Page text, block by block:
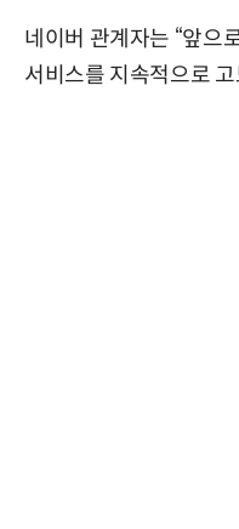
네이버 관계자는 “앞으
서비스를 지속적으로